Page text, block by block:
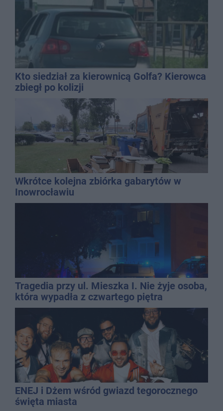
Kto siedział za kierownicą Golfa? Kierowca
zbiegł po kolizji
Wkrótce kolejna zbiórka gabarytów w
Inowrocławiu
Tragedia przy ul. Mieszka I. Nie żyje osoba,
która wypadła z czwartego piętra
ENEJ i Dżem wśród gwiazd tegorocznego
święta miasta